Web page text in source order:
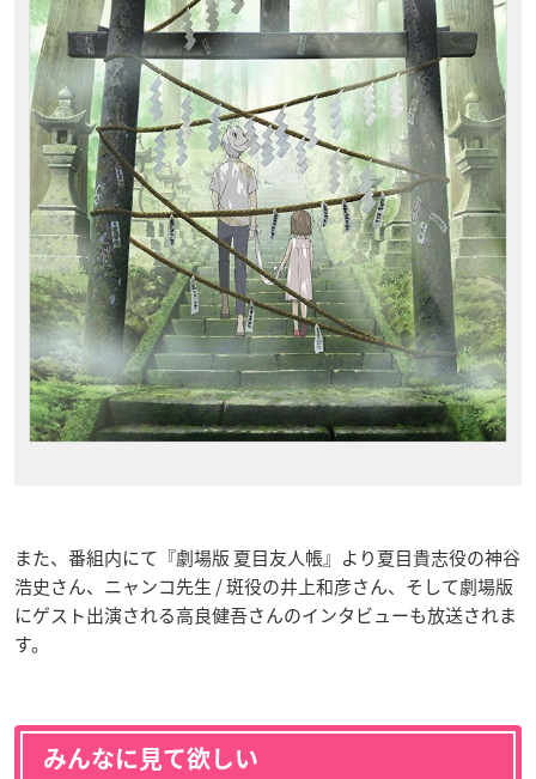
また、番組内にて『劇場版 夏目友人帳』より夏目貴志役の神谷
浩史さん、ニャンコ先生 / 斑役の井上和彦さん、そして劇場版
にゲスト出演される高良健吾さんのインタビューも放送されま
す。
みんなに見て欲しい